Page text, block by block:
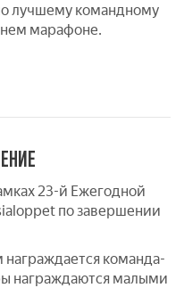
лучшему командному
марафоне.
23-й Ежегодной
по завершении
команда-
награждаются малыми